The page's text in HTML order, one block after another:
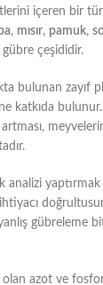
içeren bir
, mısır, pamuk,
çeşididir.
bulunan zayıf
katkıda bulunur.
analizi yaptırmak
gübreleme
azot ve